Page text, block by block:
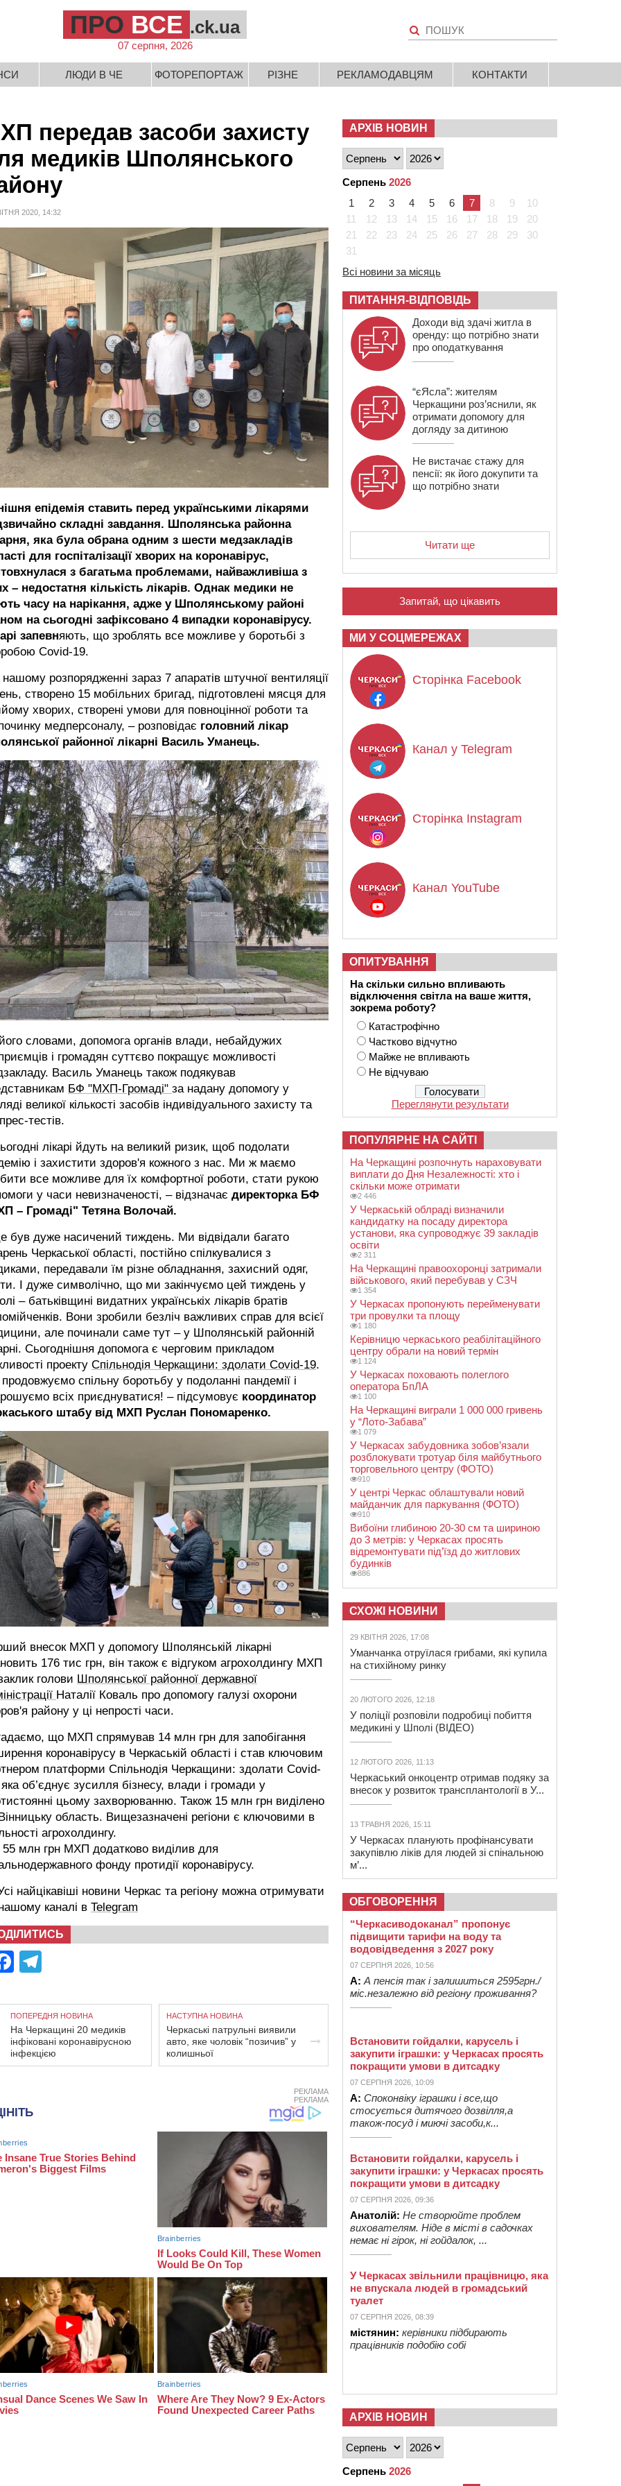
ПРО ВСЕ .ck.ua
07 серпня, 2026
ЛЮДИ В ЧЕ ФОТОРЕПОРТАЖ РІЗНЕ РЕКЛАМОДАВЦЯМ КОНТАКТИ
передав засоби захисту
медиків Шполянського
2020, 14:32
епідемія ставить перед українськими лікарями
складні завдання. Шполянська районна
яка була обрана одним з шести медзакладів
для госпіталізації хворих на коронавірус,
з багатьма проблемами, найважливіша з
– недостатня кількість лікарів. Однак медики не
часу на нарікання, адже у Шполянському районі
на сьогодні зафіксовано 4 випадки коронавірусу.
запевняють, що зроблять все можливе у боротьбі з
Covid-19.
розпорядженні зараз 7 апаратів штучної вентиляції
створено 15 мобільних бригад, підготовлені мясця для
хворих, створені умови для повноцінної роботи та
медперсоналу, – розповідає головний лікар
районної лікарні Василь Уманець.
словами, допомога органів влади, небайдужих
і громадян суттєво покращує можливості
Василь Уманець також подякував
БФ "МХП-Громаді" за надану допомогу у
великої кількості засобів індивідуального захисту та
тестів.
лікарі йдуть на великий ризик, щоб подолати
і захистити здоров'я кожного з нас. Ми ж маємо
все можливе для їх комфортної роботи, стати рукою
у часи невизначеності, – відзначає директорка БФ
– Громаді" Тетяна Волочай.
був дуже насичений тиждень. Ми відвідали багато
Черкаської області, постійно спілкувалися з
передавали їм різне обладнання, захисний одяг,
І дуже символічно, що ми закінчуємо цей тиждень у
– батьківщині видатних українськіх лікарів братів
Вони зробили безліч важливих справ для всієї
але починали саме тут – у Шполянській районній
Сьогоднішня допомога є черговим прикладом
проекту Спільнодія Черкащини: здолати Covid-19.
спільну боротьбу у подоланні пандемії і
всіх приєднуватися! – підсумовує координатор
штабу від МХП Руслан Пономаренко.
внесок МХП у допомогу Шполянській лікарні
176 тис грн, він також є відгуком агрохолдингу МХП
голови Шполянської районної державної
Наталії Коваль про допомогу галузі охорони
району у ці непрості часи.
що МХП спрямував 14 млн грн для запобігання
коронавірусу в Черкаській області і став ключовим
платформи Спільнодія Черкащини: здолати Covid-
об’єднує зусилля бізнесу, влади і громади у
цьому захворюванню. Також 15 млн грн виділено
область. Вищезазначені регіони є ключовими в
агрохолдингу.
млн грн МХП додатково виділив для
фонду протидії коронавірусу.
найцікавіші новини Черкас та регіону можна отримувати
каналі в Telegram
Facebook
ПОПЕРЕДНЯ НОВИНА
На Черкащині 20 медиків
інфіковані коронавірусною
інфекцією
НАСТУПНА НОВИНА
Черкаські патрульні виявили
авто, яке чоловік “позичив” у
колишньої
РЕКЛАМА
РЕКЛАМА
АРХІВ НОВИН
Серпень 2026
1
2 3 4 5 6 7 8 9
10
11
12 13 14 15 16 17 18 19
20
21
22 23 24 25 26 27 28 29
30
31
Всі новини за місяць
ПИТАННЯ-ВІДПОВІДЬ
Доходи від здачі житла в
оренду: що потрібно знати
про оподаткування
“єЯсла”: жителям
Черкащини роз’яснили, як
отримати допомогу для
догляду за дитиною
Не вистачає стажу для
пенсії: як його докупити та
що потрібно знати
Читати ще
Запитай, що цікавить
МИ У СОЦМЕРЕЖАХ
Сторінка Facebook
Канал у Telegram
Сторінка Instagram
Канал YouTube
ОПИТУВАННЯ
На скільки сильно впливають
відключення світла на ваше життя,
зокрема роботу?
Катастрофічно
Частково відчутно
Майже не впливають
Не відчуваю
Переглянути результати
ПОПУЛЯРНЕ НА САЙТІ
На Черкащині розпочнуть нараховувати
виплати до Дня Незалежності: хто і
скільки може отримати
2 446
У Черкаській облраді визначили
кандидатку на посаду директора
установи, яка супроводжує 39 закладів
освіти
2 311
На Черкащині правоохоронці затримали
військового, який перебував у СЗЧ
1 354
У Черкасах пропонують перейменувати
три провулки та площу
1 180
Керівницю черкаського реабілітаційного
центру обрали на новий термін
1 124
У Черкасах поховають полеглого
оператора БпЛА
1 100
На Черкащині виграли 1 000 000 гривень
у “Лото-Забава”
1 079
У Черкасах забудовника зобов’язали
розблокувати тротуар біля майбутнього
торговельного центру (ФОТО)
910
У центрі Черкас облаштували новий
майданчик для паркування (ФОТО)
910
Вибоїни глибиною 20-30 см та шириною
до 3 метрів: у Черкасах просять
відремонтувати під’їзд до житлових
будинків
886
СХОЖІ НОВИНИ
29 КВІТНЯ 2026, 17:08
Уманчанка отруїлася грибами, які купила
на стихійному ринку
20 ЛЮТОГО 2026, 12:18
У поліції розповіли подробиці побиття
медикині у Шполі (ВІДЕО)
12 ЛЮТОГО 2026, 11:13
Черкаський онкоцентр отримав подяку за
внесок у розвиток трансплантології в У...
13 ТРАВНЯ 2026, 15:11
У Черкасах планують профінансувати
закупівлю ліків для людей зі спінальною
м’...
ОБГОВОРЕННЯ
“Черкасиводоканал” пропонує
підвищити тарифи на воду та
водовідведення з 2027 року
07 СЕРПНЯ 2026, 10:56
А: А пенсія так і залишиться 2595грн./
міс.незалежно від регіону проживання?
Встановити гойдалки, карусель і
закупити іграшки: у Черкасах просять
покращити умови в дитсадку
07 СЕРПНЯ 2026, 10:09
А: Споконвіку іграшки і все,що
стосується дитячого дозвілля,а
також-посуд і миючі засоби,к...
Встановити гойдалки, карусель і
закупити іграшки: у Черкасах просять
покращити умови в дитсадку
07 СЕРПНЯ 2026, 09:36
Анатолій: Не створюйте проблем
вихователям. Ніде в місті в садочках
немає ні гірок, ні гойдалок, ...
У Черкасах звільнили працівницю, яка
не впускала людей в громадський
туалет
07 СЕРПНЯ 2026, 08:39
містянин: керівники підбирають
працівників подобію собі
АРХІВ НОВИН
Серпень 2026